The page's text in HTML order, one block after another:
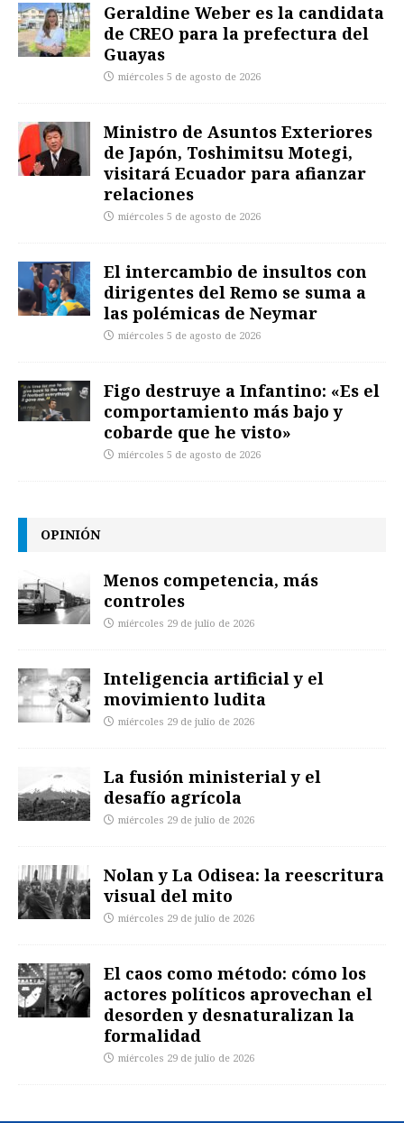
Geraldine Weber es la candidata
de CREO para la prefectura del
Guayas
miércoles 5 de agosto de 2026
Ministro de Asuntos Exteriores
de Japón, Toshimitsu Motegi,
visitará Ecuador para afianzar
relaciones
miércoles 5 de agosto de 2026
El intercambio de insultos con
dirigentes del Remo se suma a
las polémicas de Neymar
miércoles 5 de agosto de 2026
Figo destruye a Infantino: «Es el
comportamiento más bajo y
cobarde que he visto»
miércoles 5 de agosto de 2026
OPINIÓN
Menos competencia, más
controles
miércoles 29 de julio de 2026
Inteligencia artificial y el
movimiento ludita
miércoles 29 de julio de 2026
La fusión ministerial y el
desafío agrícola
miércoles 29 de julio de 2026
Nolan y La Odisea: la reescritura
visual del mito
miércoles 29 de julio de 2026
El caos como método: cómo los
actores políticos aprovechan el
desorden y desnaturalizan la
formalidad
miércoles 29 de julio de 2026